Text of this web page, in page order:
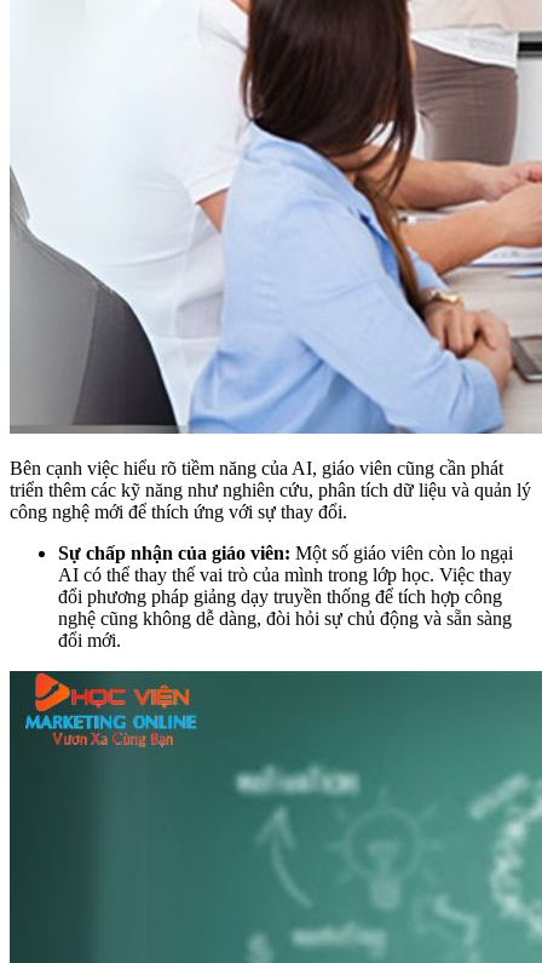
Bên cạnh việc hiểu rõ tiềm năng của AI, giáo viên cũng cần phát
triển thêm các kỹ năng như nghiên cứu, phân tích dữ liệu và quản lý
công nghệ mới để thích ứng với sự thay đổi.
Sự chấp nhận của giáo viên: Một số giáo viên còn lo ngại
AI có thể thay thế vai trò của mình trong lớp học. Việc thay
đổi phương pháp giảng dạy truyền thống để tích hợp công
nghệ cũng không dễ dàng, đòi hỏi sự chủ động và sẵn sàng
đổi mới.